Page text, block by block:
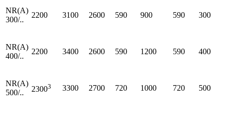
NR(A)
300/..
2200 3100 2600 590 900 590 300
NR(A)
400/..
2200 3400 2600 590 1200 590 400
NR(A)
500/..
23003 3300 2700 720 1000 720 500